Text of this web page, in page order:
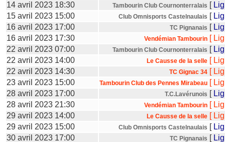
14 avril 2023 18:30
Tambourin Club Cournonterralais [
15 avril 2023 15:00
Club Omnisports Castelnaulais [
16 avril 2023 17:00
TC Pignanais [
16 avril 2023 17:30
Vendémian Tambourin [
22 avril 2023 07:00
Tambourin Club Cournonterralais [
22 avril 2023 14:00
Le Causse de la selle [
22 avril 2023 14:30
TC Gignac 34 [
23 avril 2023 15:00
Tambourin Club des Pennes Mirabeau [
28 avril 2023 17:00
T.C.Lavérunois [
28 avril 2023 21:30
Vendémian Tambourin [
29 avril 2023 14:00
Le Causse de la selle [
29 avril 2023 15:00
Club Omnisports Castelnaulais [
30 avril 2023 17:00
TC Pignanais [